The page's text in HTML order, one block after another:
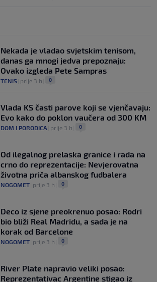
Nekada je vladao svjetskim tenisom,
danas ga mnogi jedva prepoznaju:
Ovako izgleda Pete Sampras
TENIS prije 3 h 0
Vlada KS časti parove koji se vjenčavaju:
Evo kako do poklon vaučera od 300 KM
DOM I PORODICA prije 3 h 0
Od ilegalnog prelaska granice i rada na
crno do reprezentacije: Nevjerovatna
životna priča albanskog fudbalera
NOGOMET prije 3 h 0
Deco iz sjene preokrenuo posao: Rodri
bio bliži Real Madridu, a sada je na
korak od Barcelone
NOGOMET prije 3 h 0
River Plate napravio veliki posao:
Reprezentativac Argentine stigao iz